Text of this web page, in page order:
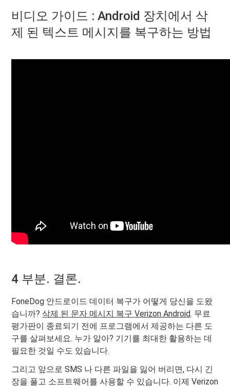
비디오 가이드 : Android 장치에서 삭
제 된 텍스트 메시지를 복구하는 방법
4 부분. 결론.
FoneDog 안드로이드 데이터 복구가 어떻게 당신을 도왔
습니까? 삭제 된 문자 메시지 복구 Verizon Android. 무료
평가판이 종료되기 전에 프로그램에서 제공하는 다른 도
구를 살펴보세요. 누가 알아? 기기를 최대한 활용하는 데
필요한 것일 수도 있습니다.
그리고 앞으로 SMS 나 다른 파일을 잃어 버리면, 다시 긴
장을 풀고 소프트웨어를 사용할 수 있습니다. 이제 Verizon